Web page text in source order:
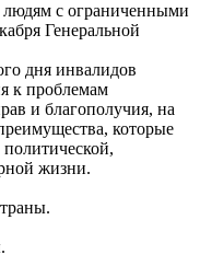
с ограниченными
Генеральной
дня инвалидов
к проблемам
и благополучия, на
которые
жизни.